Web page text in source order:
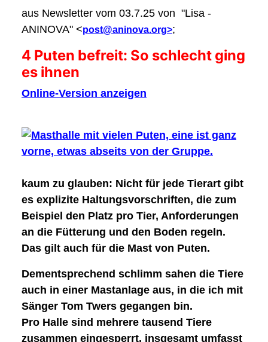
aus Newsletter vom 03.7.25 von "Lisa -
ANINOVA" <post@aninova.org>;
4 Puten befreit: So schlecht ging
es ihnen
Online-Version anzeigen
kaum zu glauben: Nicht für jede Tierart gibt
es explizite Haltungsvorschriften, die zum
Beispiel den Platz pro Tier, Anforderungen
an die Fütterung und den Boden regeln.
Das gilt auch für die Mast von Puten.
Dementsprechend schlimm sahen die Tiere
auch in einer Mastanlage aus, in die ich mit
Sänger Tom Twers gegangen bin.
Pro Halle sind mehrere tausend Tiere
zusammen eingesperrt, insgesamt umfasst